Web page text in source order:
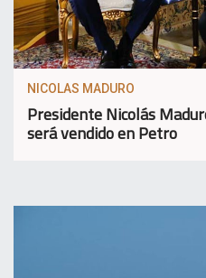
NICOLAS MADURO
Presidente Nicolás
será vendido en Petro